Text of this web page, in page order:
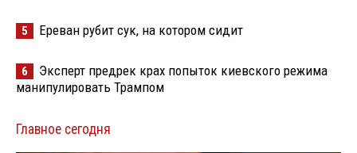
5 Ереван рубит сук, на котором сидит
6
Эксперт предрек крах попыток киевского режима
манипулировать Трампом
Главное сегодня